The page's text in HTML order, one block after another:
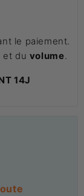
le paiement.
et du volume
14J